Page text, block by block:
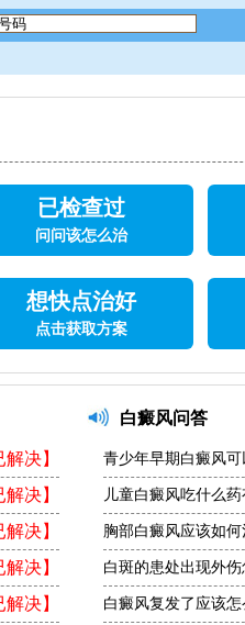
已检查过
问问该怎么治
想快点治好
点击获取方案
解决】
解决】
解决】
解决】
解决】
白癜风问答
青少年早期白癜风
儿童白癜风吃什么药
胸部白癜风应该如何
白斑的患处出现外伤
白癜风复发了应该怎